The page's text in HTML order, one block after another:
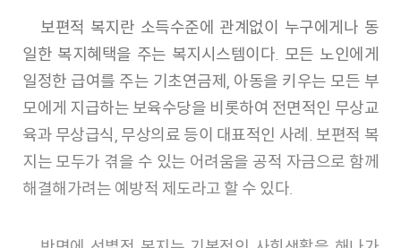
보편적 복지란 소득수준에 관계없이 누구에게나 동
일한 복지혜택을 주는 복지시스템이다. 모든 노인에게
일정한 급여를 주는 기초연금제, 아동을 키우는 모든 부
모에게 지급하는 보육수당을 비롯하여 전면적인 무상교
육과 무상급식, 무상의료 등이 대표적인 사례. 보편적 복
지는 모두가 겪을 수 있는 어려움을 공적 자금으로 함께
해결해가려는 예방적 제도라고 할 수 있다.